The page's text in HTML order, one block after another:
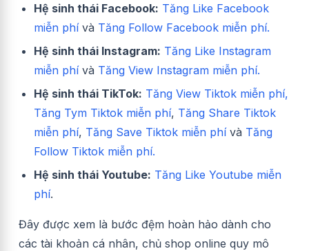
Hệ sinh thái Facebook: Tăng Like Facebook
miễn phívà Tăng Follow Facebook miễn phí.
Hệ sinh thái Instagram: Tăng Like Instagram
miễn phívà Tăng View Instagram miễn phí.
Hệ sinh thái TikTok: Tăng View Tiktok miễn phí,
Tăng Tym Tiktok miễn phí, Tăng Share Tiktok
miễn phí, Tăng Save Tiktok miễn phívà Tăng
Follow Tiktok miễn phí.
Hệ sinh thái Youtube: Tăng Like Youtube miễn
phí.
Đây được xem là bước đệm hoàn hảo dành cho
các tài khoản cá nhân, chủ shop online quy mô